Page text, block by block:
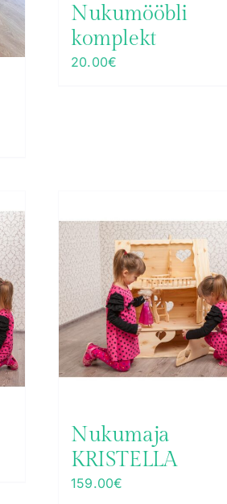
Nukumööbli
komplekt
20.00€
Nukumaja
KRISTELLA
159.00€